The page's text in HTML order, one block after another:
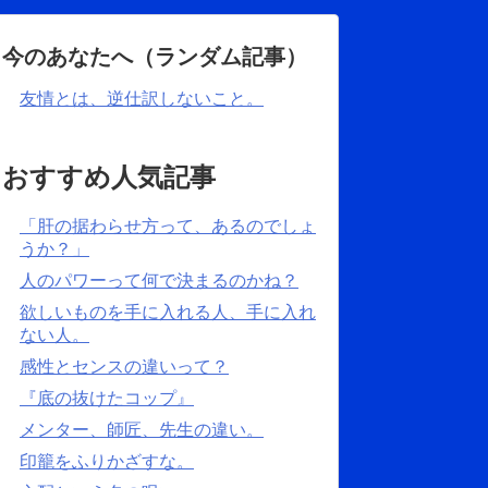
今のあなたへ（ランダム記事）
友情とは、逆仕訳しないこと。
おすすめ人気記事
「肝の据わらせ方って、あるのでしょ
うか？」
人のパワーって何で決まるのかね？
欲しいものを手に入れる人、手に入れ
ない人。
感性とセンスの違いって？
『底の抜けたコップ』
メンター、師匠、先生の違い。
印籠をふりかざすな。